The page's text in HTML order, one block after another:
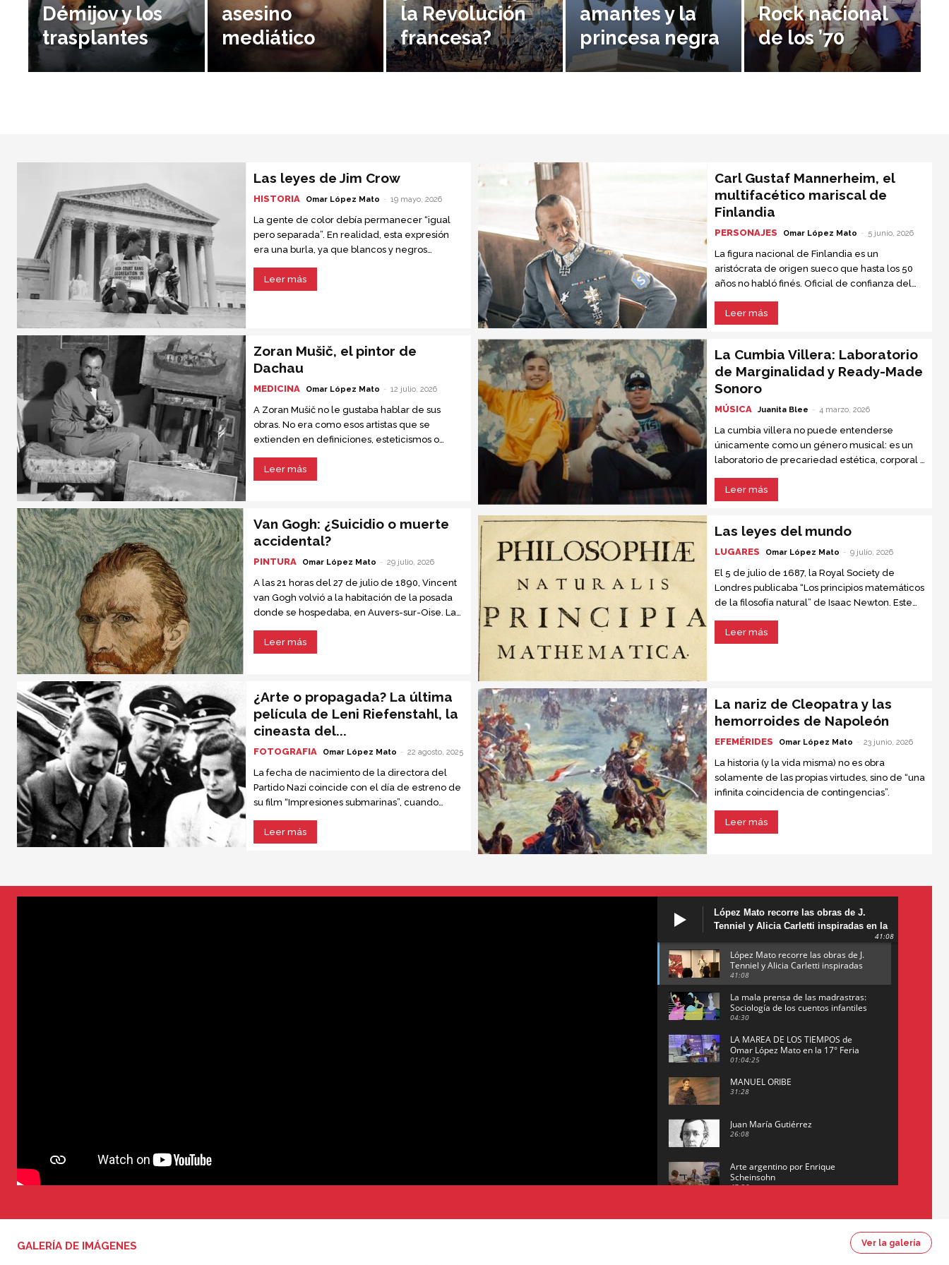
Démijov y los
trasplantes
asesino
mediático
la Revolución
francesa?
amantes y la
princesa negra
Rock nacional
de los ’70
Las leyes de Jim Crow
HISTORIA Omar López Mato - 19 mayo, 2026
La gente de color debía permanecer “igual
pero separada”. En realidad, esta expresión
era una burla, ya que blancos y negros
Leer más
Zoran Mušič, el pintor de
Dachau
MEDICINA Omar López Mato - 12 julio, 2026
A Zoran Mušič no le gustaba hablar de sus
obras. No era como esos artistas que se
extienden en definiciones, esteticismos o
simples y frescas....
Leer más
Van Gogh: ¿Suicidio o muerte
accidental?
PINTURA Omar López Mato - 29 julio, 2026
A las 21 horas del 27 de julio de 1890, Vincent
van Gogh volvió a la habitación de la posada
donde se hospedaba, en Auvers-sur-Oise. La
Leer más
¿Arte o propagada? La última
película de Leni Riefenstahl, la
cineasta del...
FOTOGRAFIA Omar López Mato - 22 agosto, 2025
La fecha de nacimiento de la directora del
Partido Nazi coincide con el día de estreno de
su film “Impresiones submarinas”, cuando
Leer más
Carl Gustaf Mannerheim, el
multifacético mariscal de
Finlandia
PERSONAJES Omar López Mato - 5 junio, 2026
La figura nacional de Finlandia es un
aristócrata de origen sueco que hasta los 50
años no habló finés. Oficial de confianza del
actuación en el ejército ruso durante la
Primera Guerra Mundial y sólo aceptaba
a anexarse a Rusia.
Leer más
La Cumbia Villera: Laboratorio
de Marginalidad y Ready-Made
Sonoro
MÚSICA Juanita Blee - 4 marzo, 2026
La cumbia villera no puede entenderse
únicamente como un género musical: es un
laboratorio de precariedad estética, corporal y
las letras y los sonidos se...
Leer más
Las leyes del mundo
LUGARES Omar López Mato - 9 julio, 2026
El 5 de julio de 1687, la Royal Society de
Londres publicaba “Los principios matemáticos
de la filosofía natural” de Isaac Newton. Este
entendía”, se convirtió en la obra científica más
importante jamás escrita.
Leer más
La nariz de Cleopatra y las
hemorroides de Napoleón
EFEMÉRIDES Omar López Mato - 23 junio, 2026
La historia (y la vida misma) no es obra
solamente de las propias virtudes, sino de “una
infinita coincidencia de contingencias”.
Leer más
López Mato recorre las obras de J.
Tenniel y Alicia Carletti inspiradas en la
41:08
López Mato recorre las obras de J.
Tenniel y Alicia Carletti inspiradas
en la obra de Lewis Carroll
41:08
La mala prensa de las madrastras:
Sociología de los cuentos infantiles
04:30
LA MAREA DE LOS TIEMPOS de
Omar López Mato en la 17° Feria
del Libro de San José (Uruguay)
01:04:25
MANUEL ORIBE
31:28
Juan María Gutiérrez
26:08
Arte argentino por Enrique
Scheinsohn
47:26
Figueredo conversan sobre:
El historiador y editor argentino,
GALERÍA DE IMÁGENES Ver la galería